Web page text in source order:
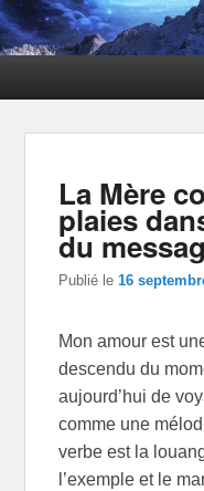
La Mère
plaies
du
Publié le16
Mon amour est
descendu du
aujourd’hui de
comme une
verbe est la
l’exemple et le